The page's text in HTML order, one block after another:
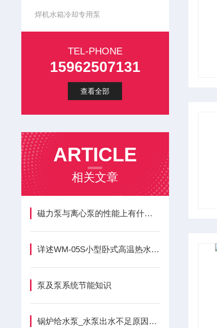
焊机水箱冷却专用泵
TEL-PHONE
15962507131
查看全部
ARTICLE
相关文章
磁力泵与离心泵的性能上有什么区别
详述WM-05S小型卧式高温热水旋涡泵常见故障及相应解决措施
泵及泵系统节能知识
锅炉给水泵_水泵出水不足原因和解除方法